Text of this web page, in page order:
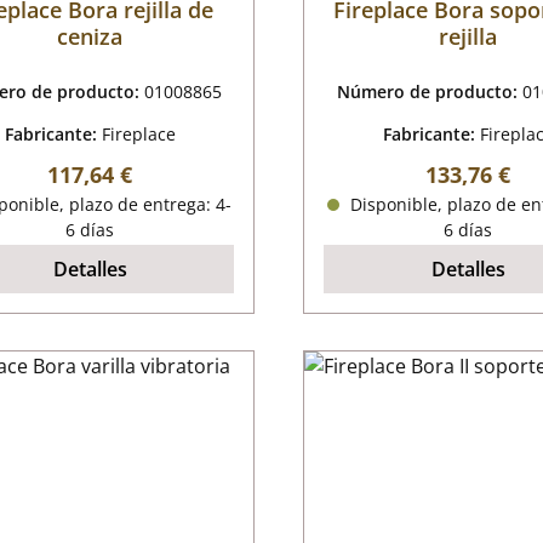
Bora rejilla de
ceniza
de producto: 01008865
Fabricante: Fireplace
Precio normal:
117,64 €
plazo de entrega: 4-
6 días
Detalles
Fireplace Bora
rejilla
Número de producto:
Fabricante:
Precio
133,76 €
Disponible, plazo de
6 días
Detalles